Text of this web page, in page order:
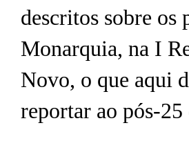
descritos sobre os
Monarquia, na I
Novo, o que aqui
reportar ao pós-